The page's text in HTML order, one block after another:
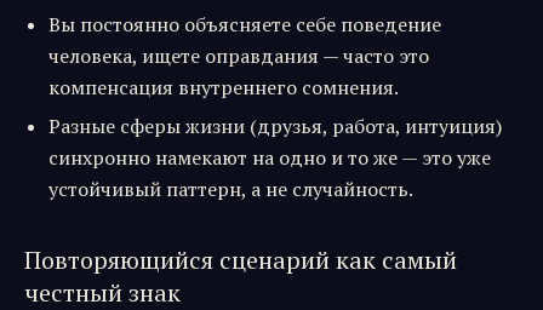
Вы постоянно объясняете себе поведение
человека, ищете оправдания — часто это
компенсация внутреннего сомнения.
Разные сферы жизни (друзья, работа, интуиция)
синхронно намекают на одно и то же — это уже
устойчивый паттерн, а не случайность.
Повторяющийся сценарий как самый
честный знак